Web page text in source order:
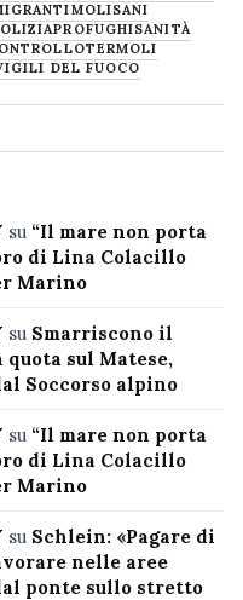
MOLISANI
PROFUGHISANITÀ
TERMOLI
DEL FUOCO
su “Il mare non porta
di Lina Colacillo
Marino
su Smarriscono il
sul Matese,
Soccorso alpino
su “Il mare non porta
di Lina Colacillo
Marino
su Schlein: «Pagare di
nelle aree
ponte sullo stretto